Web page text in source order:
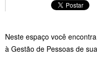
Neste espaço você
à Gestão de Pessoas de